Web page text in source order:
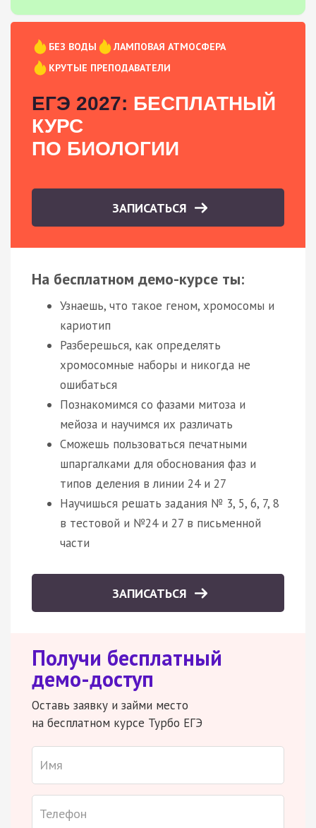
БЕЗ ВОДЫ
ЛАМПОВАЯ АТМОСФЕРА
КРУТЫЕ ПРЕПОДАВАТЕЛИ
ЕГЭ 2027: БЕСПЛАТНЫЙ
КУРС
ПО БИОЛОГИИ
ЗАПИСАТЬСЯ
На бесплатном демо-курсе ты:
Узнаешь, что такое геном, хромосомы и
кариотип
Разберешься, как определять
хромосомные наборы и никогда не
ошибаться
Познакомимся со фазами митоза и
мейоза и научимся их различать
Сможешь пользоваться печатными
шпаргалками для обоснования фаз и
типов деления в линии 24 и 27
Научишься решать задания № 3, 5, 6, 7, 8
в тестовой и №24 и 27 в письменной
части
ЗАПИСАТЬСЯ
Получи бесплатный
демо-доступ
Оставь заявку и займи место
на бесплатном курсе Турбо ЕГЭ